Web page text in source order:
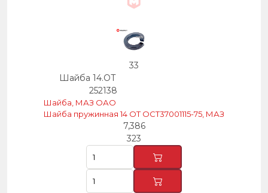
33
Шайба 14.ОТ
252138
Шайба, МАЗ ОАО
Шайба пружинная 14 ОТ ОСТ37001115-75, МАЗ
7,386
323